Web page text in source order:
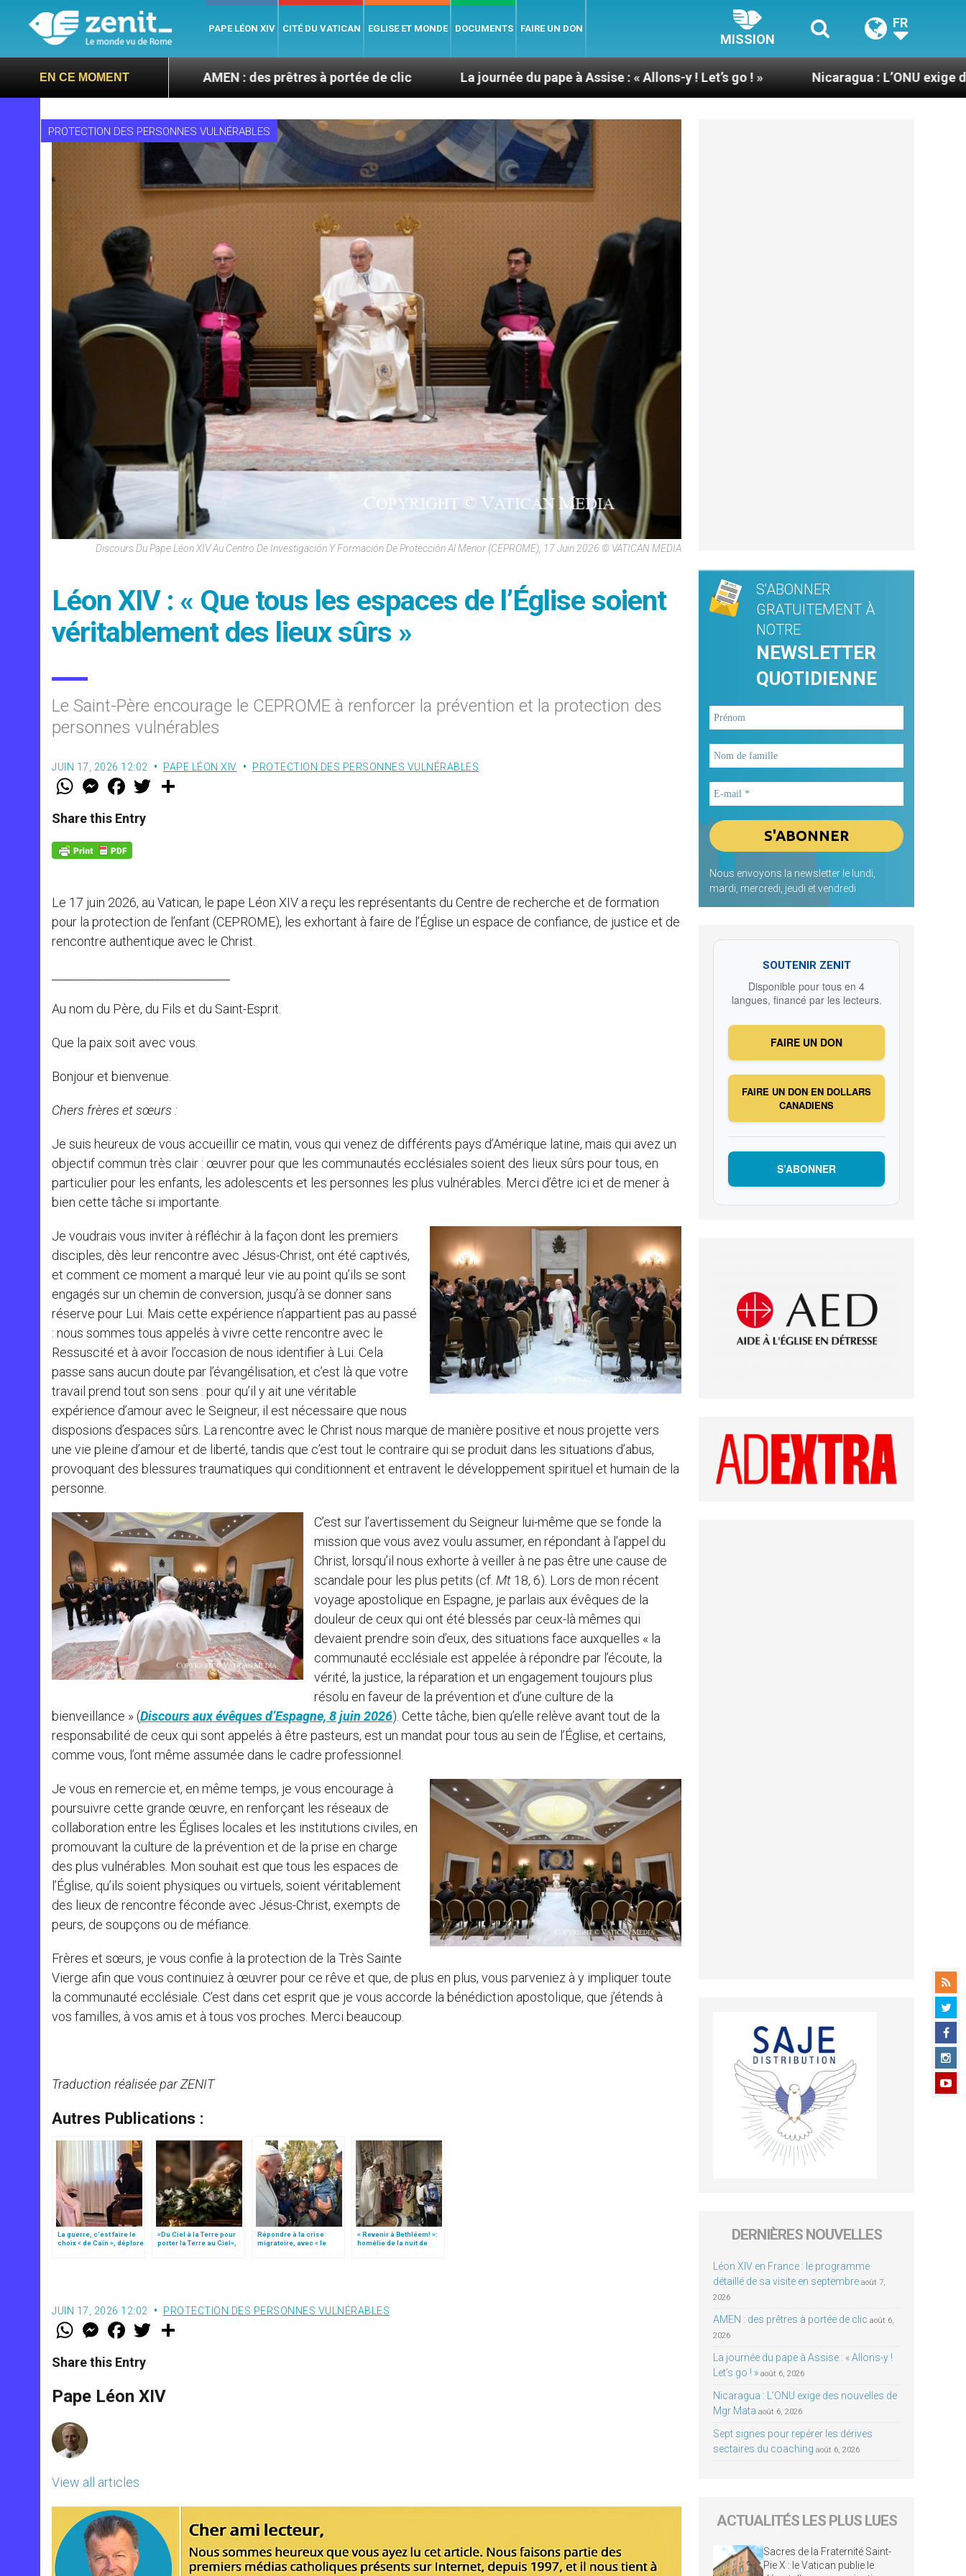
PAPE LÉON XIV CITÉ DU VATICAN EGLISE ET MONDE DOCUMENTS FAIRE UN DON
MISSION
FR
EN CE MOMENTAMEN : des prêtres à portée de clic La journée du pape à Assise : « Allons-y ! Let’s go ! » Nicaragua : L’ONU exige des nouvelles de
PROTECTION DES PERSONNES VULNÉRABLES
Discours Du Pape Léon XIV Au Centro De Investigación Y Formación De Protección Al Menor (CEPROME), 17 Juin 2026 © VATICAN MEDIA
Léon XIV : « Que tous les espaces de l’Église soient
véritablement des lieux sûrs »
Le Saint-Père encourage le CEPROME à renforcer la prévention et la protection des
personnes vulnérables
JUIN 17, 2026 12:02 PAPE LÉON XIV PROTECTION DES PERSONNES VULNÉRABLES
W
t
s
p
p
M
e
s
e
g
e
F
a
e
b
o
k
w
Share this Entry
Le 17 juin 2026, au Vatican, le pape Léon XIV a reçu les représentants du Centre de recherche et de formation
pour la protection de l’enfant (CEPROME), les exhortant à faire de l’Église un espace de confiance, de justice et de
rencontre authentique avec le Christ.
Au nom du Père, du Fils et du Saint-Esprit.
Que la paix soit avec vous.
Bonjour et bienvenue.
Chers frères et sœurs :
Je suis heureux de vous accueillir ce matin, vous qui venez de différents pays d’Amérique latine, mais qui avez un
objectif commun très clair : œuvrer pour que les communautés ecclésiales soient des lieux sûrs pour tous, en
particulier pour les enfants, les adolescents et les personnes les plus vulnérables. Merci d’être ici et de mener à
bien cette tâche si importante.
Je voudrais vous inviter à réfléchir à la façon dont les premiers
disciples, dès leur rencontre avec Jésus-Christ, ont été captivés,
et comment ce moment a marqué leur vie au point qu’ils se sont
engagés sur un chemin de conversion, jusqu’à se donner sans
réserve pour Lui. Mais cette expérience n’appartient pas au passé
: nous sommes tous appelés à vivre cette rencontre avec le
Ressuscité et à avoir l’occasion de nous identifier à Lui. Cela
passe sans aucun doute par l’évangélisation, et c’est là que votre
travail prend tout son sens : pour qu’il y ait une véritable
expérience d’amour avec le Seigneur, il est nécessaire que nous
disposions d’espaces sûrs. La rencontre avec le Christ nous marque de manière positive et nous projette vers
une vie pleine d’amour et de liberté, tandis que c’est tout le contraire qui se produit dans les situations d’abus,
provoquant des blessures traumatiques qui conditionnent et entravent le développement spirituel et humain de la
personne.
C’est sur l’avertissement du Seigneur lui-même que se fonde la
mission que vous avez voulu assumer, en répondant à l’appel du
Christ, lorsqu’il nous exhorte à veiller à ne pas être une cause de
scandale pour les plus petits (cf. Mt 18, 6). Lors de mon récent
voyage apostolique en Espagne, je parlais aux évêques de la
douleur de ceux qui ont été blessés par ceux-là mêmes qui
devaient prendre soin d’eux, des situations face auxquelles « la
communauté ecclésiale est appelée à répondre par l’écoute, la
vérité, la justice, la réparation et un engagement toujours plus
résolu en faveur de la prévention et d’une culture de la
bienveillance » (Discours aux évêques d’Espagne, 8 juin 2026). Cette tâche, bien qu’elle relève avant tout de la
responsabilité de ceux qui sont appelés à être pasteurs, est un mandat pour tous au sein de l’Église, et certains,
comme vous, l’ont même assumée dans le cadre professionnel.
Je vous en remercie et, en même temps, je vous encourage à
poursuivre cette grande œuvre, en renforçant les réseaux de
collaboration entre les Églises locales et les institutions civiles, en
promouvant la culture de la prévention et de la prise en charge
des plus vulnérables. Mon souhait est que tous les espaces de
l’Église, qu’ils soient physiques ou virtuels, soient véritablement
des lieux de rencontre féconde avec Jésus-Christ, exempts de
peurs, de soupçons ou de méfiance.
Frères et sœurs, je vous confie à la protection de la Très Sainte
Vierge afin que vous continuiez à œuvrer pour ce rêve et que, de plus en plus, vous parveniez à y impliquer toute
la communauté ecclésiale. C’est dans cet esprit que je vous accorde la bénédiction apostolique, que j’étends à
vos familles, à vos amis et à tous vos proches. Merci beaucoup.
Traduction réalisée par ZENIT
Autres Publications :
La guerre, c’est faire le
choix « de Caïn », déplore
«Du Ciel à la Terre pour
porter la Terre au Ciel»,
Répondre à la crise
migratoire, avec « le
« Revenir à Bethléem! »:
homélie de la nuit de
Noël (texte complet)
JUIN 17, 2026 12:02 PROTECTION DES PERSONNES VULNÉRABLES
W
t
s
p
p
M
e
s
e
g
e
F
a
e
b
o
k
w
r
Share this Entry
Pape Léon XIV
View all articles
S'ABONNER
GRATUITEMENT À
NOTRE
NEWSLETTER
QUOTIDIENNE
Nous envoyons la newsletter le lundi,
mardi, mercredi, jeudi et vendredi
SOUTENIR ZENIT
Disponible pour tous en 4
langues, financé par les lecteurs.
FAIRE UN DON
FAIRE UN DON EN DOLLARS
CANADIENS
S’ABONNER
DERNIÈRES NOUVELLES
Léon XIV en France : le programme
détaillé de sa visite en septembre août 7,
2026
AMEN : des prêtres à portée de clic août 6,
2026
La journée du pape à Assise : « Allons-y !
Let’s go ! » août 6, 2026
Nicaragua : L’ONU exige des nouvelles de
Mgr Mata août 6, 2026
Sept signes pour repérer les dérives
sectaires du coaching août 6, 2026
ACTUALITÉS LES PLUS LUES
Sacres de la Fraternité Saint-
Pie X : le Vatican publie le